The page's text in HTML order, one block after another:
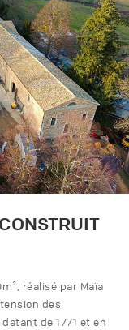
réalisé par Maïa
des
de 1771 et en